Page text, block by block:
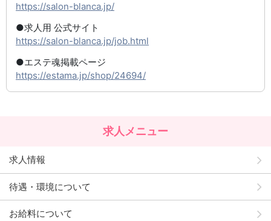
https://salon-blanca.jp/
●求人用 公式サイト
https://salon-blanca.jp/job.html
●エステ魂掲載ページ
https://estama.jp/shop/24694/
求人メニュー
求人情報
待遇・環境について
お給料について